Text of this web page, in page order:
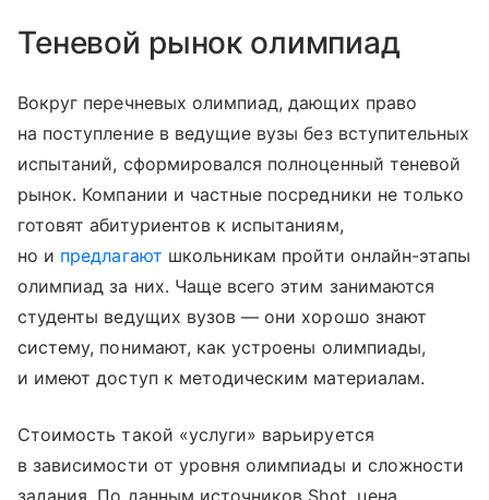
Теневой рынок олимпиад
Вокруг перечневых олимпиад, дающих право
на поступление в ведущие вузы без вступительных
испытаний, сформировался полноценный теневой
рынок. Компании и частные посредники не только
готовят абитуриентов к испытаниям,
но и предлагают школьникам пройти онлайн-этапы
олимпиад за них. Чаще всего этим занимаются
студенты ведущих вузов — они хорошо знают
систему, понимают, как устроены олимпиады,
и имеют доступ к методическим материалам.
Стоимость такой «услуги» варьируется
в зависимости от уровня олимпиады и сложности